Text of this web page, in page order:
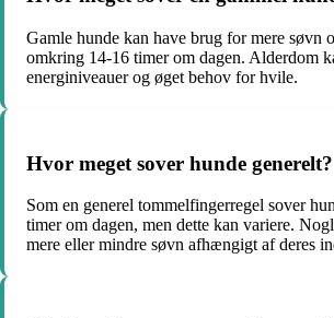
Gamle hunde kan have brug for mere søvn
omkring 14-16 timer om dagen. Alderdom
energiniveauer og øget behov for hvile.
Hvor meget sover hunde generelt?
Som en generel tommelfingerregel sover
timer om dagen, men dette kan variere.
mere eller mindre søvn afhængigt af deres